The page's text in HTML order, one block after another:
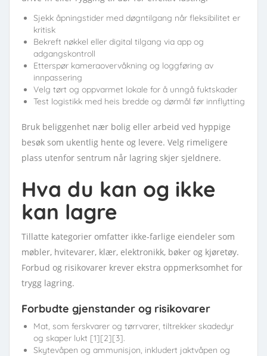
Sjekk åpningstider med døgntilgang når fleksibilitet er
kritisk
Bekreft nøkkel eller digital tilgang via app og
adgangskontroll
Etterspør kameraovervåkning og loggføring av
innpassering
Velg tørt og oppvarmet lokale for å unngå fuktskader
Test logistikk med heis bredde og dørmål før innflytting
Bruk beliggenhet nær bolig eller arbeid ved hyppige
besøk som ukentlig hente og levere. Velg rimeligere
plass utenfor sentrum når lagring skjer sjeldnere.
Hva du kan og ikke
kan lagre
Tillatte kategorier omfatter ikke-farlige eiendeler som
møbler, hvitevarer, klær, elektronikk, bøker og kjøretøy.
Forbud og risikovarer krever ekstra oppmerksomhet for
trygg lagring.
Forbudte gjenstander og risikovarer
Mat, som ferskvarer og tørrvarer, tiltrekker skadedyr
og skaper lukt [1][2][3].
Skytevåpen og ammunisjon, inkludert jaktvåpen og